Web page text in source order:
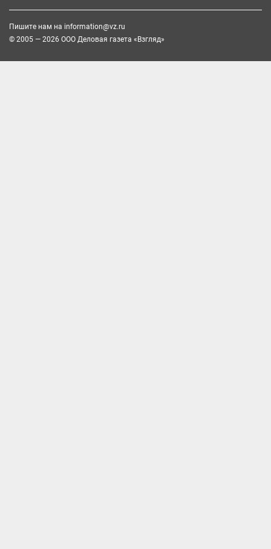
Пишите нам на information@vz.ru
© 2005 — 2026 ООО Деловая газета «Взгляд»